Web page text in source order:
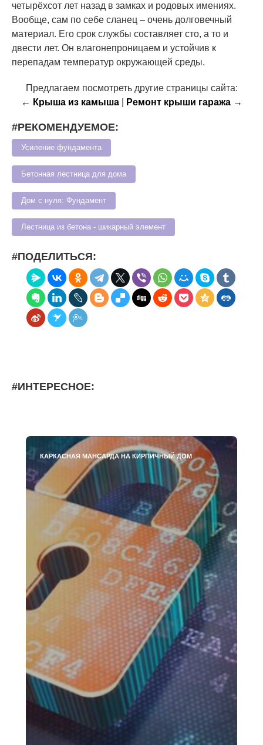
четырёхсот лет назад в замках и родовых имениях.
Вообще, сам по себе сланец – очень долговечный
материал. Его срок службы составляет сто, а то и
двести лет. Он влагонепроницаем и устойчив к
перепадам температур окружающей среды.
Предлагаем посмотреть другие страницы сайта:
← Крыша из камыша| Ремонт крыши гаража →
#РЕКОМЕНДУЕМОЕ:
Усиление фундамента
Бетонная лестница для дома
Дом с нуля: Фундамент
Лестница из бетона - шикарный элемент
#ПОДЕЛИТЬСЯ:
#ИНТЕРЕСНОЕ:
КАРКАСНАЯ МАНСАРДА НА КИРПИЧНЫЙ ДОМ